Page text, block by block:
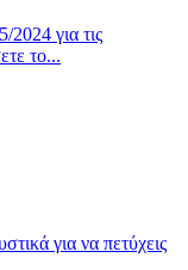
για τις
το...
για να πετύχεις